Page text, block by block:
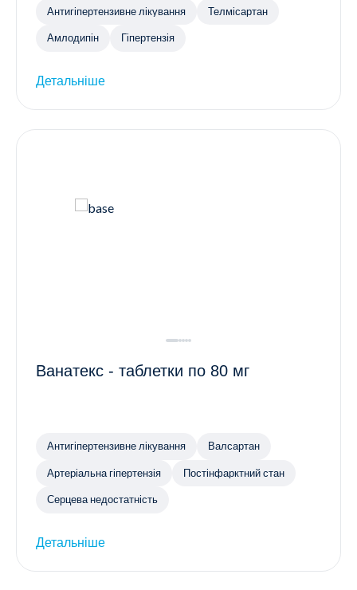
Антигіпертензивне лікування Телмісартан
Амлодипін Гіпертензія
Детальніше
Ванатекс - таблетки по 80 мг
Антигіпертензивне лікування Валсартан
Артеріальна гіпертензія Постінфарктний стан
Серцева недостатність
Детальніше